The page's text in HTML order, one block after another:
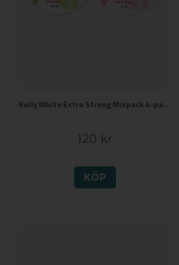
Kelly White Extra Strong Mixpack 4-pack
120 kr
KÖP